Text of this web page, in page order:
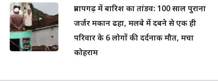
प्रतापगढ़ में बारिश का तांडव: 100 साल पुराना
जर्जर मकान ढहा, मलबे में दबने से एक ही
परिवार के 6 लोगों की दर्दनाक मौत, मचा
कोहराम